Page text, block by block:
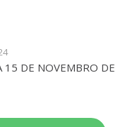
15 DE NOVEMBRO DE